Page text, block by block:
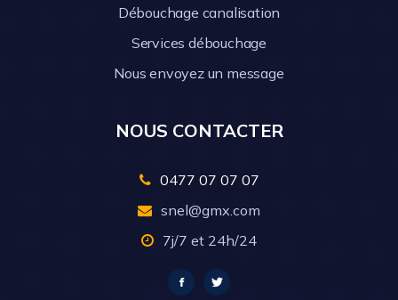
Débouchage canalisation
Services débouchage
Nous envoyez un message
NOUS CONTACTER
0477 07 07 07
snel@gmx.com
7j/7 et 24h/24